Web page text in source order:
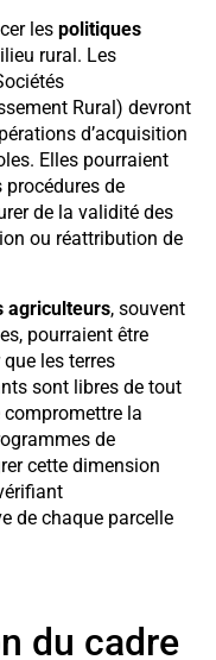
les politiques
rural. Les
Rural) devront
d’acquisition
Elles pourraient
procédures de
de la validité des
ou réattribution de
agriculteurs, souvent
pourraient être
les terres
sont libres de tout
compromettre la
de
cette dimension
de chaque parcelle
du cadre